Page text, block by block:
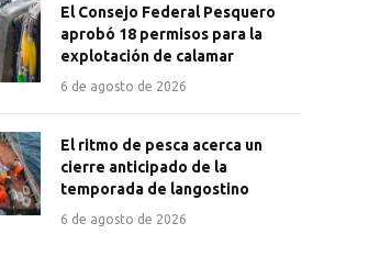
El Consejo Federal Pesquero
aprobó 18 permisos para la
explotación de calamar
6 de agosto de 2026
El ritmo de pesca acerca un
cierre anticipado de la
temporada de langostino
6 de agosto de 2026